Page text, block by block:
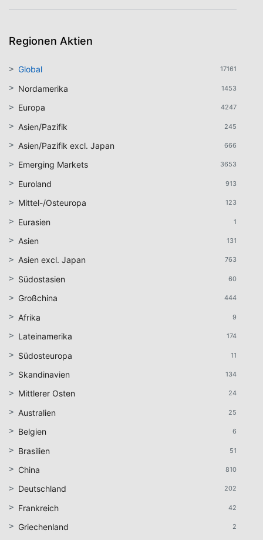
Regionen Aktien
17161
Global
1453
Nordamerika
4247
Europa
245
Asien/Pazifik
666
Asien/Pazifik excl. Japan
3653
Emerging Markets
913
Euroland
123
Mittel-/Osteuropa
1
Eurasien
131
Asien
763
Asien excl. Japan
60
Südostasien
444
Großchina
9
Afrika
174
Lateinamerika
11
Südosteuropa
134
Skandinavien
24
Mittlerer Osten
25
Australien
6
Belgien
51
Brasilien
810
China
202
Deutschland
42
Frankreich
2
Griechenland